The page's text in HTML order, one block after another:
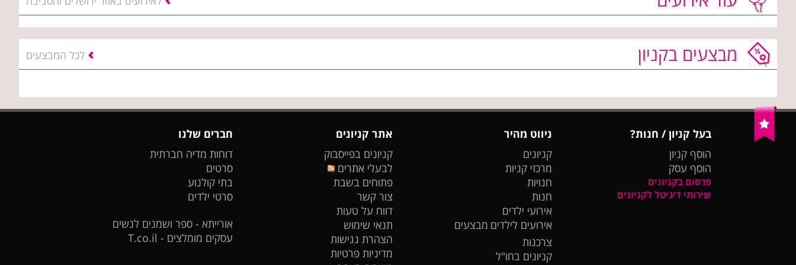
מבצעים בקניון לכל המבצעים
בעל קניון / חנות?
הוסף קניון
הוסף עסק
פרסום בקניונים
שירותי דיגיטל לקניונים
ניווט מהיר
קניונים
מרכזי קניות
חנויות
חנות
אירועי ילדים
אירועים לילדים מבצעים
צרכנות
קניונים בחו"ל
אתר קניונים
קניונים בפייסבוק
לבעלי אתרים
פתוחים בשבת
צור קשר
דווח על טעות
תנאי שימוש
הצהרת נגישות
מדיניות פרטיות
חברים שלנו
דוחות מדיה חברתית
סרטים
בתי קולנוע
סרטי ילדים
אורייתא - ספר ושמנים לנשים
עסקים מומלצים - T.co.il